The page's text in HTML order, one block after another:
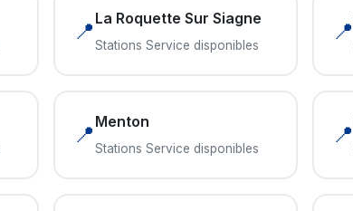
📍 La Roquette Sur Siagne
Stations Service disponibles
📍
📍 Menton
Stations Service disponibles
📍